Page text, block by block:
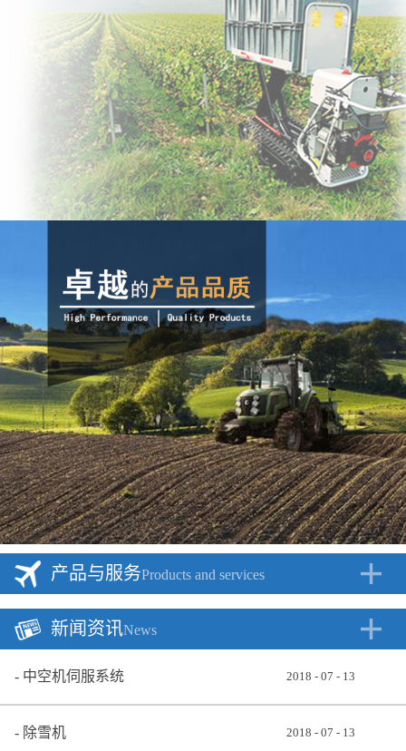
产品与服务Products and services
新闻资讯News
中空机伺服系统 2018 - 07 - 13
除雪机 2018 - 07 - 13